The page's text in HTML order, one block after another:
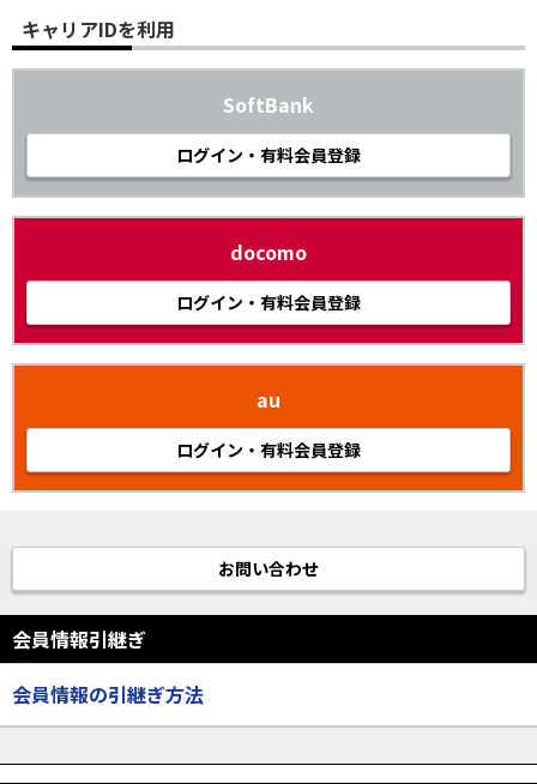
キャリアIDを利用
SoftBank
ログイン・有料会員登録
docomo
ログイン・有料会員登録
au
ログイン・有料会員登録
お問い合わせ
会員情報引継ぎ
会員情報の引継ぎ方法